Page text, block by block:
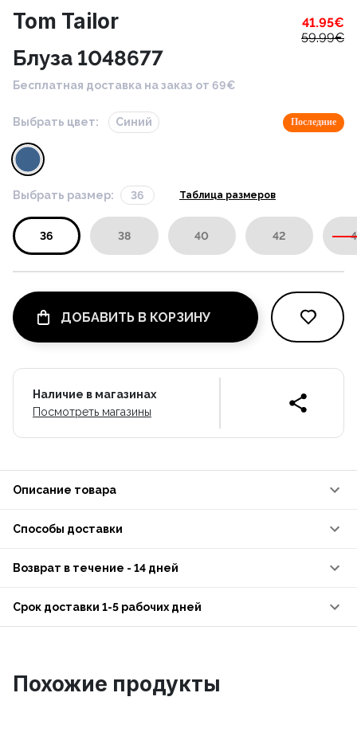
Tom Tailor 41.95€
59.99€
Блуза 1048677
Бесплатная доставка на заказ от 69€
Выбрать цвет: Синий Последние
Выбрать размер: 36 Таблица размеров
36 38 40 42
ДОБАВИТЬ В КОРЗИНУ
Наличие в магазинах
Посмотреть магазины
Описание товара
Способы доставки
Возврат в течение - 14 дней
Срок доставки 1-5 рабочих дней
Похожие продукты